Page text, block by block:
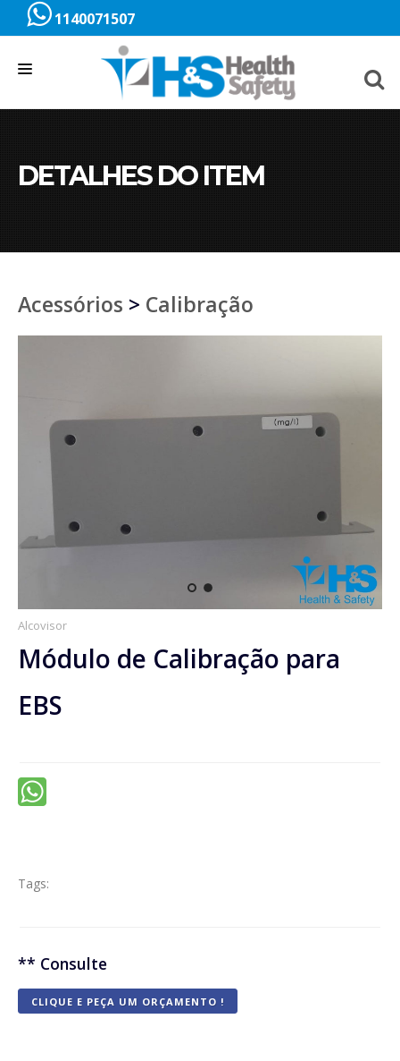
1140071507
SERVIÇOS
SUPORTE
CONTATO
DETALHES DO ITEM
Acessórios > Calibração
Alcovisor
Módulo de Calibração para
EBS
Tags:
** Consulte
CLIQUE E PEÇA UM ORÇAMENTO !